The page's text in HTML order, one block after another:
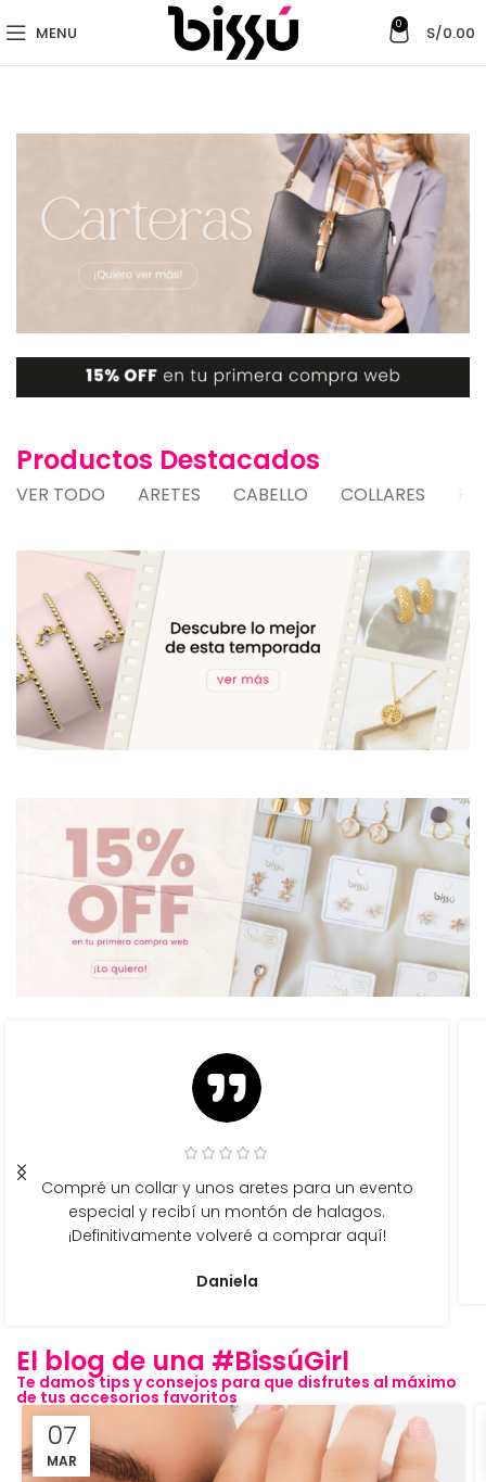
MENU 0 S/0.00
Productos Destacados
VER TODO ARETES CABELLO COLLARES
Compré un collar y unos aretes para un evento
especial y recibí un montón de halagos.
¡Definitivamente volveré a comprar aquí!
Daniela
El blog de una #BissúGirl
Te damos tips y consejos para que disfrutes al máximo
de tus accesorios favoritos
07
MAR